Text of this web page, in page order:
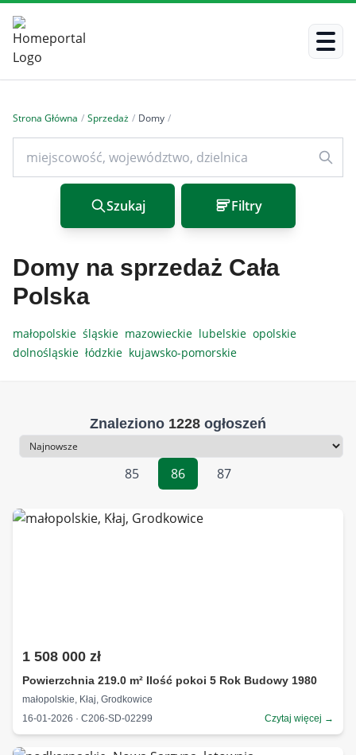
Strona Główna / Sprzedaż / Domy /
Szukaj Filtry
Domy na sprzedaż Cała
Polska
małopolskie śląskie mazowieckie lubelskie opolskie
dolnośląskie łódzkie kujawsko-pomorskie
Znaleziono 1228 ogłoszeń
Sortowanie
85
86 87
1 508 000 zł
Powierzchnia 219.0 m² Ilość pokoi 5 Rok Budowy 1980
małopolskie, Kłaj, Grodkowice
16-01-2026 · C206-SD-02299
Czytaj więcej →